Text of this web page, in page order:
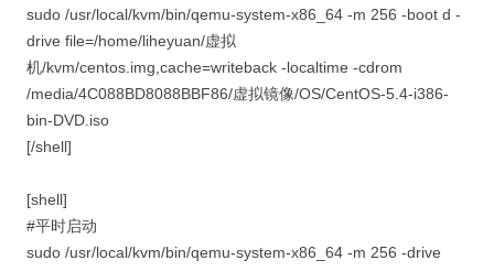
sudo /usr/local/kvm/bin/qemu-system-x86_64 -m 256 -boot d -
drive file=/home/liheyuan/虚拟
机/kvm/centos.img,cache=writeback -localtime -cdrom
/media/4C088BD8088BBF86/虚拟镜像/OS/CentOS-5.4-i386-
bin-DVD.iso
[/shell]
[shell]
#平时启动
sudo /usr/local/kvm/bin/qemu-system-x86_64 -m 256 -drive